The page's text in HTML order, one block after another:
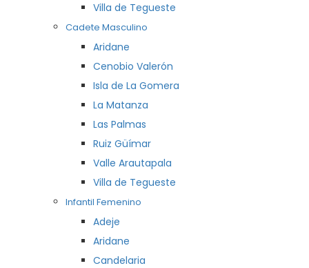
Villa de Tegueste
Cadete Masculino
Aridane
Cenobio Valerón
Isla de La Gomera
La Matanza
Las Palmas
Ruiz Güímar
Valle Arautapala
Villa de Tegueste
Infantil Femenino
Adeje
Aridane
Candelaria